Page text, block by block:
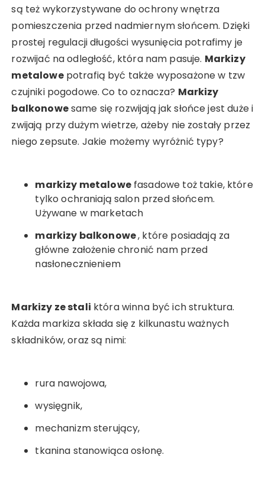
są też wykorzystywane do ochrony wnętrza
pomieszczenia przed nadmiernym słońcem. Dzięki
prostej regulacji długości wysunięcia potrafimy je
rozwijać na odległość, która nam pasuje. Markizy
metalowepotrafią być także wyposażone w tzw
czujniki pogodowe. Co to oznacza? Markizy
balkonowesame się rozwijają jak słońce jest duże i
zwijają przy dużym wietrze, ażeby nie zostały przez
niego zepsute. Jakie możemy wyróżnić typy?
markizy metalowefasadowe toż takie, które
tylko ochraniają salon przed słońcem.
Używane w marketach
markizy balkonowe, które posiadają za
główne założenie chronić nam przed
nasłonecznieniem
Markizy ze stali która winna być ich struktura.
Każda markiza składa się z kilkunastu ważnych
składników, oraz są nimi:
rura nawojowa,
wysięgnik,
mechanizm sterujący,
tkanina stanowiąca osłonę.